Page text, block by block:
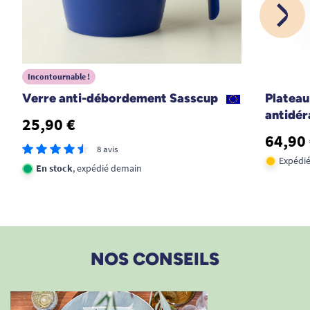
Incontournable !
Verre anti-débordement Sasscup
25,90 €
8 avis
En stock, expédié demain
64,90
NOS CONSEILS